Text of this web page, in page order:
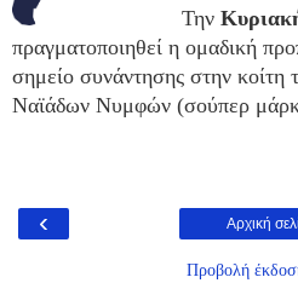
Την
πραγματοποιηθεί η ομαδική
σημείο συνάντησης στην
Ναϊάδων Νυμφών (σούπερ
‹ Αρχική
Προβολή